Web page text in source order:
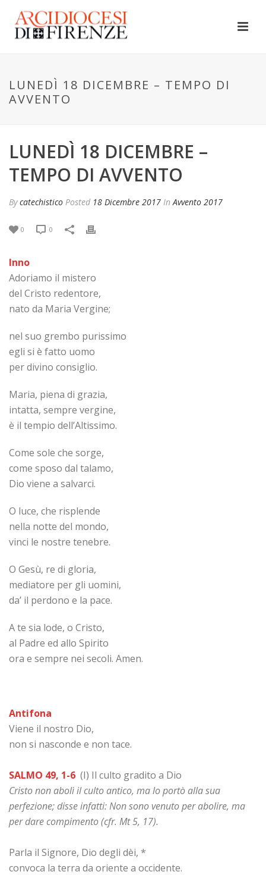
LUNEDÌ 18 DICEMBRE – TEMPO DI
AVVENTO
LUNEDÌ 18 DICEMBRE –
TEMPO DI AVVENTO
Bycatechistico Posted 18 Dicembre 2017 InAvvento 2017
0 0
Inno
Adoriamo il mistero
del Cristo redentore,
nato da Maria Vergine;
nel suo grembo purissimo
egli si è fatto uomo
per divino consiglio.
Maria, piena di grazia,
intatta, sempre vergine,
è il tempio dell’Altissimo.
Come sole che sorge,
come sposo dal talamo,
Dio viene a salvarci.
O luce, che risplende
nella notte del mondo,
vinci le nostre tenebre.
O Gesù, re di gloria,
mediatore per gli uomini,
da’ il perdono e la pace.
A te sia lode, o Cristo,
al Padre ed allo Spirito
ora e sempre nei secoli. Amen.
Antifona
Viene il nostro Dio,
non si nasconde e non tace.
SALMO 49, 1-6 (I) Il culto gradito a Dio
Cristo non abolì il culto antico, ma lo portò alla sua
perfezione; disse infatti: Non sono venuto per abolire, ma
per dare compimento (cfr. Mt 5, 17).
Parla il Signore, Dio degli dèi, *
convoca la terra da oriente a occidente.